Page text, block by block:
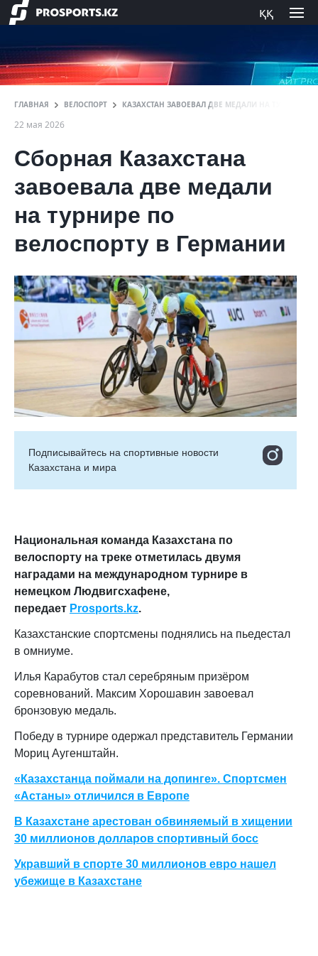
ққ
ГЛАВНАЯ ВЕЛОСПОРТ КАЗАХСТАН ЗАВОЕВАЛ ДВЕ МЕДАЛИ НА ТУРНИРЕ
22 мая 2026
Сборная Казахстана
завоевала две медали
на турнире по
велоспорту в Германии
Подписывайтесь на cпортивные новости
Казахстана и мира
Национальная команда Казахстана по
велоспорту на треке отметилась двумя
наградами на международном турнире в
немецком Людвигсхафене,
передает Prosports.kz.
Казахстанские спортсмены поднялись на пьедестал
в омниуме.
Илья Карабутов стал серебряным призёром
соревнований. Максим Хорошавин завоевал
бронзовую медаль.
Победу в турнире одержал представитель Германии
Мориц Аугенштайн.
«Казахстанца поймали на допинге». Спортсмен
«Астаны» отличился в Европе
В Казахстане арестован обвиняемый в хищении
30 миллионов долларов спортивный босс
Укравший в спорте 30 миллионов евро нашел
убежище в Казахстане